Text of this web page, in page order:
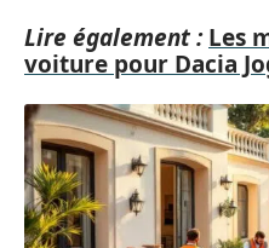
Lire également : Les
voiture pour Dacia